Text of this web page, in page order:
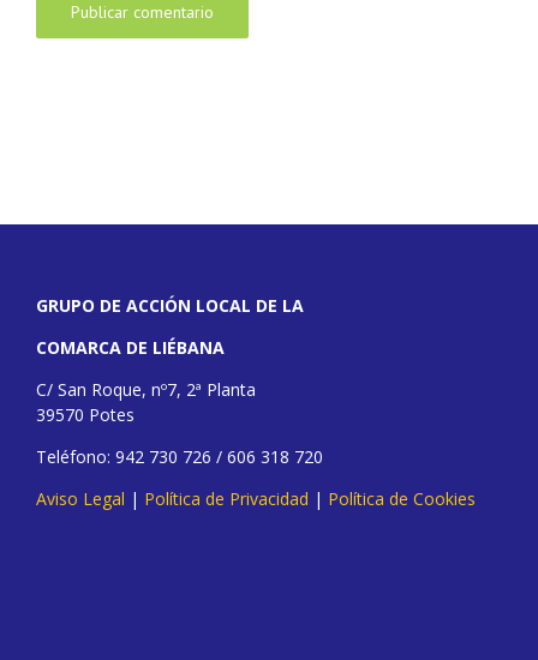
GRUPO DE ACCIÓN LOCAL DE LA
COMARCA DE LIÉBANA
C/ San Roque, nº7, 2ª Planta
39570 Potes
Teléfono: 942 730 726 / 606 318 720
Aviso Legal | Política de Privacidad | Política de Cookies